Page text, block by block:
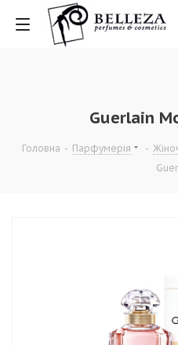
Guerlain
Головна - Парфумерія -